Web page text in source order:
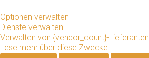
Optionen verwalten
Dienste verwalten
Verwalten von {vendor_count}-Lieferanten
Lese mehr über diese Zwecke